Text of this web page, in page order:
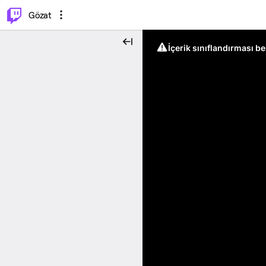
Gözat
İçerik sınıflandırması